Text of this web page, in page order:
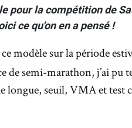
pour la compétition de
ce qu'on en a pensé !
modèle sur la période
de semi-marathon, j’ai pu
longue, seuil, VMA et test